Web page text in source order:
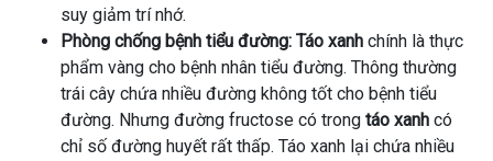
suy giảm trí nhớ.
Phòng chống bệnh tiểu đường: Táo xanh chính là thực
phẩm vàng cho bệnh nhân tiểu đường. Thông thường
trái cây chứa nhiều đường không tốt cho bệnh tiểu
đường. Nhưng đường fructose có trong táo xanh có
chỉ số đường huyết rất thấp. Táo xanh lại chứa nhiều